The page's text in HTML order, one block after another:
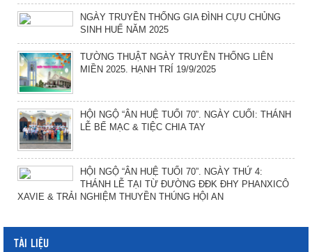
NGÀY TRUYỀN THỐNG GIA ĐÌNH CỰU CHỦNG
SINH HUẾ NĂM 2025
TƯỜNG THUẬT NGÀY TRUYỀN THỐNG LIÊN
MIỀN 2025. HẠNH TRÍ 19/9/2025
HỘI NGỘ “ÂN HUỆ TUỔI 70”. NGÀY CUỐI: THÁNH
LỄ BẾ MẠC & TIỆC CHIA TAY
HỘI NGỘ “ÂN HUỆ TUỔI 70”. NGÀY THỨ 4:
THÁNH LỄ TẠI TỪ ĐƯỜNG ĐĐK ĐHY PHANXICÔ
XAVIE & TRẢI NGHIỆM THUYỀN THÚNG HỘI AN
TÀI LIỆU